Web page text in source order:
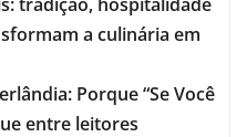
a culinária em
Porque “Se Você
entre leitores